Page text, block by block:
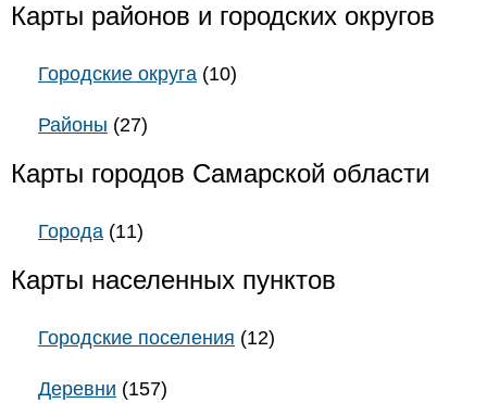
Карты районов и городских округов
Городские округа (10)
Районы (27)
Карты городов Самарской области
Города (11)
Карты населенных пунктов
Городские поселения (12)
Деревни (157)